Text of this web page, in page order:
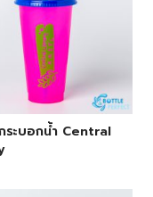
ระบอกน้ำ Central